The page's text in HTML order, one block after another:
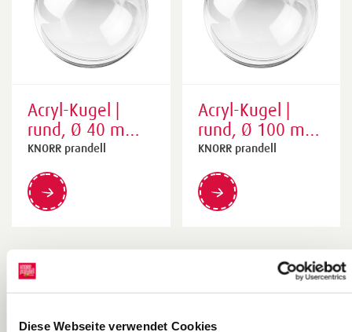
Diese Webseite verwendet Cookies
Acryl-Kugel |
rund, Ø 40 mm,
transparent
KNORR prandell
Acryl-Kugel |
rund, Ø 100 mm,
transparent
KNORR prandell